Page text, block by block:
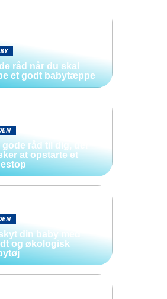
råd når du skal
et godt babytæppe
gode råd til dig, der
at opstarte et
din baby med
og økologisk